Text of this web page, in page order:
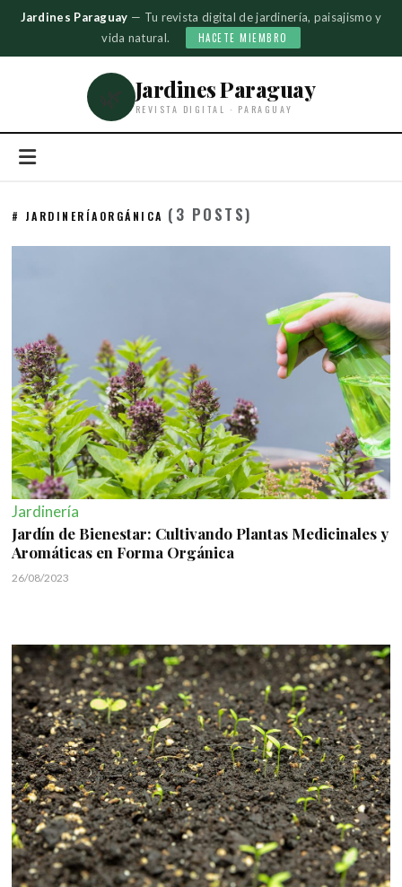
Jardines Paraguay — Tu revista digital de jardinería, paisajismo y
vida natural.
HACETE MIEMBRO
🌿 Jardines Paraguay
REVISTA DIGITAL · PARAGUAY
# JARDINERÍAORGÁNICA (3 POSTS)
Jardinería
Jardín de Bienestar: Cultivando Plantas Medicinales y
Aromáticas en Forma Orgánica
26/08/2023